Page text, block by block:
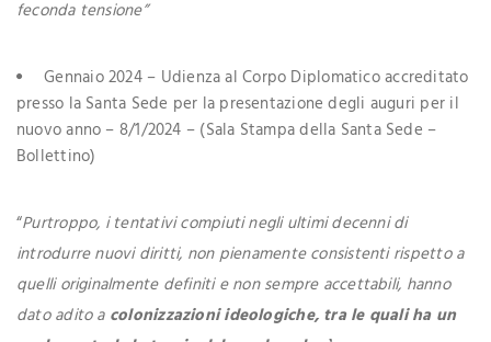
feconda tensione”
Gennaio 2024 – Udienza al Corpo Diplomatico accreditato
presso la Santa Sede per la presentazione degli auguri per il
nuovo anno – 8/1/2024 – (Sala Stampa della Santa Sede –
Bollettino)
“Purtroppo, i tentativi compiuti negli ultimi decenni di
introdurre nuovi diritti, non pienamente consistenti rispetto a
quelli originalmente definiti e non sempre accettabili, hanno
dato adito a colonizzazioni ideologiche, tra le quali ha un